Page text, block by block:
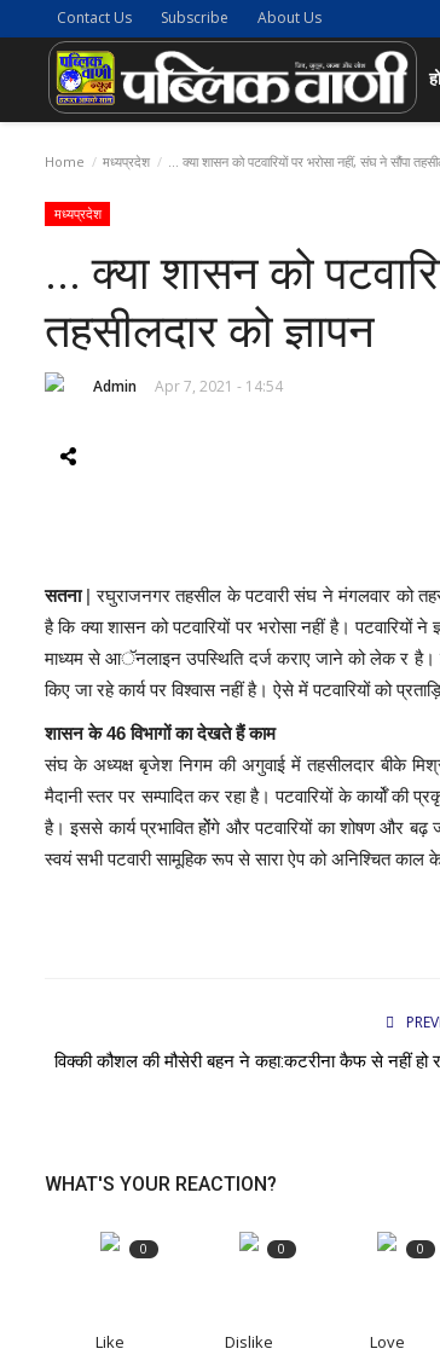
Contact Us Subscribe About Us
Home मध्यप्रदेश ... क्या शासन को पटवारियों पर भरोसा नहीं, संघ ने सौंपा
मध्यप्रदेश
... क्या शासन को
तहसीलदार को ज्ञापन
Admin Apr 7, 2021 - 14:54
सतना| रघुराजनगर तहसील के पटवारी संघ ने मंगलवार को
है कि क्या शासन को पटवारियों पर भरोसा नहीं है। पटवारियों
माध्यम से आॅनलाइन उपस्थिति दर्ज कराए जाने को लेक र है। इस
किए जा रहे कार्य पर विश्वास नहीं है। ऐसे में पटवारियों को
शासन के 46 विभागों का देखते हैं काम
संघ के अध्यक्ष बृजेश निगम की अगुवाई में तहसीलदार बीके
मैदानी स्तर पर सम्पादित कर रहा है। पटवारियों के कार्योँ
है। इससे कार्य प्रभावित होेंंगे और पटवारियों का शोषण और
स्वयं सभी पटवारी सामूहिक रूप से सारा ऐप को अनिश्चित
विक्की कौशल की मौसेरी बहन ने कहा:कटरीना कैफ से नहीं हो
WHAT'S YOUR REACTION?
0
Like
0
Dislike
0
Love